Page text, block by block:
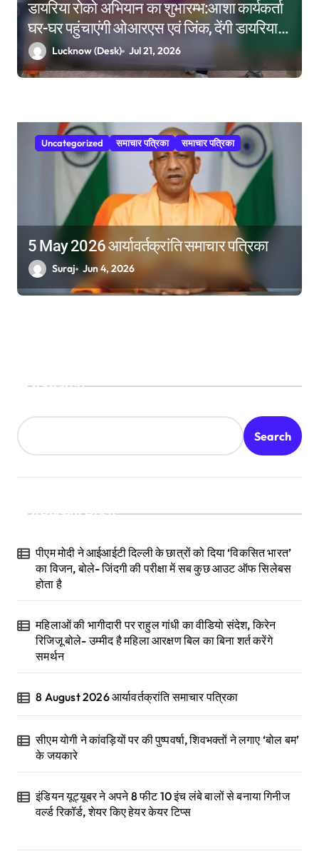
डायरिया रोको अभियान का शुभारम्भ:आशा कार्यकर्ता
घर-घर पहुंचाएंगी ओआरएस एवं जिंक, देंगी डायरिया से
बचाव के संदेश
Lucknow (Desk) Jul 21, 2026
Uncategorized समाचार पत्रिका समाचार पत्रिका
5 May 2026 आर्यावर्तक्रांति समाचार पत्रिका
Suraj Jun 4, 2026
Search
Search
Recent Posts
पीएम मोदी ने आईआईटी दिल्ली के छात्रों को दिया ‘विकसित भारत’
का विजन, बोले- जिंदगी की परीक्षा में सब कुछ आउट ऑफ सिलेबस
होता है
महिलाओं की भागीदारी पर राहुल गांधी का वीडियो संदेश, किरेन
रिजिजू बोले- उम्मीद है महिला आरक्षण बिल का बिना शर्त करेंगे
समर्थन
8 August 2026 आर्यावर्तक्रांति समाचार पत्रिका
सीएम योगी ने कांवड़ियों पर की पुष्पवर्षा, शिवभक्तों ने लगाए ‘बोल बम’
के जयकारे
इंडियन यूट्यूबर ने अपने 8 फीट 10 इंच लंबे बालों से बनाया गिनीज
वर्ल्ड रिकॉर्ड, शेयर किए हेयर केयर टिप्स